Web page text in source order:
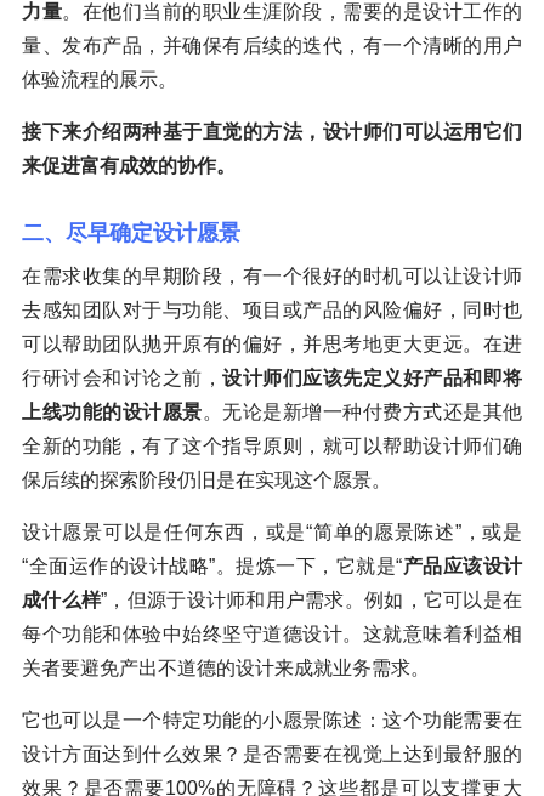
力量。在他们当前的职业生涯阶段，需要的是设计工作的
量、发布产品，并确保有后续的迭代，有一个清晰的用户
体验流程的展示。
接下来介绍两种基于直觉的方法，设计师们可以运用它们
来促进富有成效的协作。
二、尽早确定设计愿景
在需求收集的早期阶段，有一个很好的时机可以让设计师
去感知团队对于与功能、项目或产品的风险偏好，同时也
可以帮助团队抛开原有的偏好，并思考地更大更远。在进
行研讨会和讨论之前， 设计师们应该先定义好产品和即将
上线功能的设计愿景。无论是新增一种付费方式还是其他
全新的功能，有了这个指导原则，就可以帮助设计师们确
保后续的探索阶段仍旧是在实现这个愿景。
设计愿景可以是任何东西，或是“简单的愿景陈述”，或是
“全面运作的设计战略”。提炼一下，它就是“产品应该设计
成什么样”，但源于设计师和用户需求。例如，它可以是在
每个功能和体验中始终坚守道德设计。这就意味着利益相
关者要避免产出不道德的设计来成就业务需求。
它也可以是一个特定功能的小愿景陈述：这个功能需要在
设计方面达到什么效果？是否需要在视觉上达到最舒服的
效果？是否需要100%的无障碍？这些都是可以支撑更大